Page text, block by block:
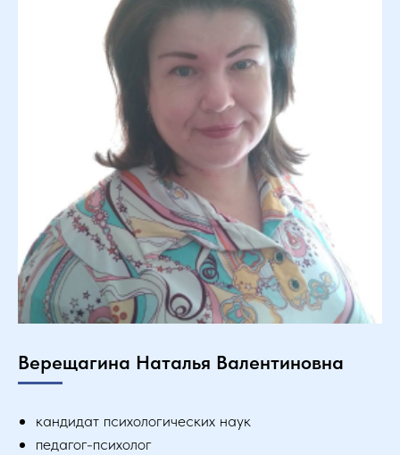
Верещагина Наталья Валентиновна
кандидат психологических наук
педагог-психолог